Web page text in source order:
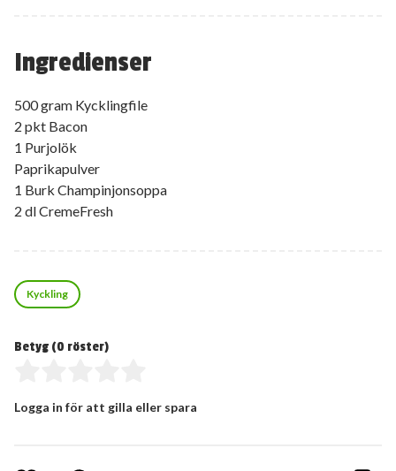
Ingredienser
500 gram Kycklingfile
2 pkt Bacon
1 Purjolök
Paprikapulver
1 Burk Champinjonsoppa
2 dl CremeFresh
Kyckling
Betyg (0 röster)
Logga in för att gilla eller spara